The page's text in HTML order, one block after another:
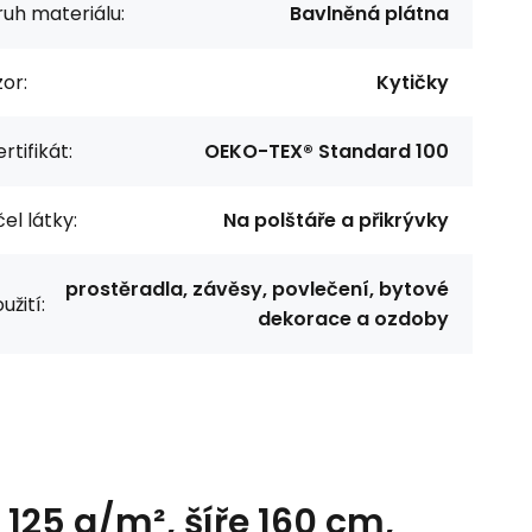
materiálu: Bavlněná plátna
Kytičky
OEKO-TEX® Standard 100
látky: Na polštáře a přikrývky
prostěradla, závěsy, povlečení, bytové
dekorace a ozdoby